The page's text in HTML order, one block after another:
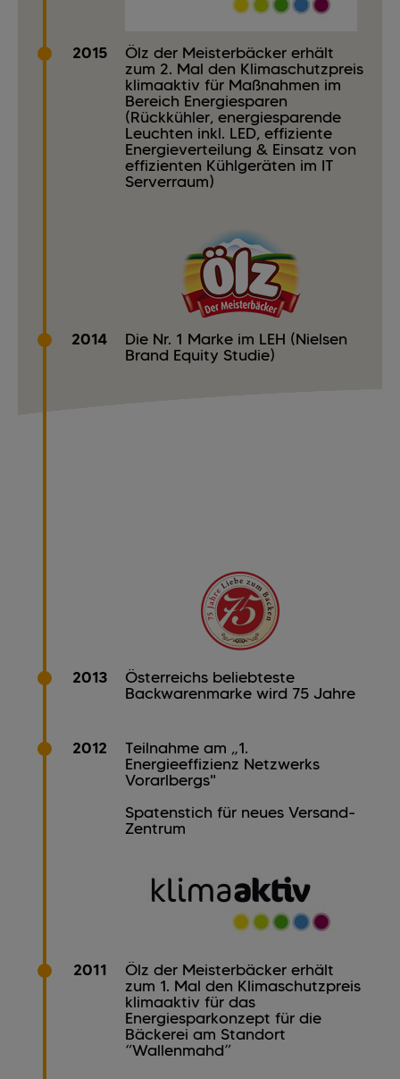
2015
Ölz der Meisterbäcker erhält
zum 2. Mal den Klimaschutzpreis
klimaaktiv für Maßnahmen im
Bereich Energiesparen
(Rückkühler, energiesparende
Leuchten inkl. LED, effiziente
Energieverteilung & Einsatz von
effizienten Kühlgeräten im IT
Serverraum)
2014
Die Nr. 1 Marke im LEH (Nielsen
Brand Equity Studie)
2013
Österreichs beliebteste
Backwarenmarke wird 75 Jahre
2012
Teilnahme am „1.
Energieeffizienz Netzwerks
Vorarlbergs"
Spatenstich für neues Versand-
Zentrum
2011
Ölz der Meisterbäcker erhält
zum 1. Mal den Klimaschutzpreis
klimaaktiv für das
Energiesparkonzept für die
Bäckerei am Standort
“Wallenmahd”